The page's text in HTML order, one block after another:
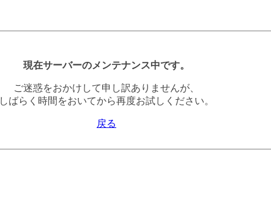
現在サーバーのメンテナンス中です。
ご迷惑をおかけして申し訳ありませんが、
しばらく時間をおいてから再度お試しください。
戻る